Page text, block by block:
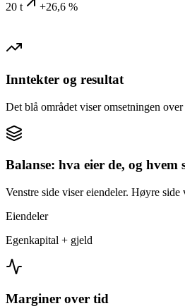
20 t
+26,6 %
Inntekter og resultat
Det blå området viser omsetningen
Balanse: hva eier de, og hvem
Venstre side viser eiendeler. Høyre
Eiendeler
Egenkapital + gjeld
Marginer over tid